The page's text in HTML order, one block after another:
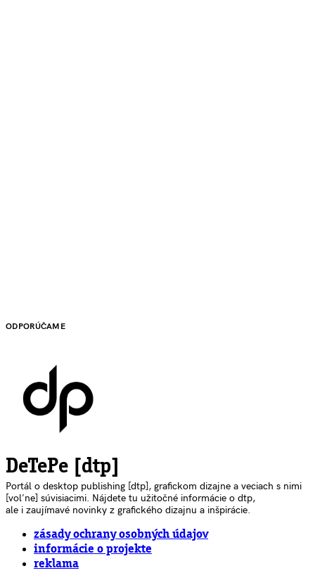
ODPORÚČAME
DeTePe [dtp]
Portál o desktop publishing [dtp], grafickom dizajne a veciach s nimi
[voľne] súvisiacimi. Nájdete tu užitočné informácie o dtp,
ale i zaujímavé novinky z grafického dizajnu a inšpirácie.
zásady ochrany osobných údajov
informácie o projekte
reklama